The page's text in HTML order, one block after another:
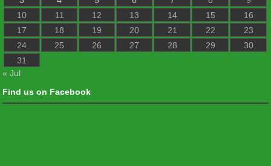
10
11 12 13 14 15
16
17
18 19 20 21 22
23
24
25 26 27 28 29
30
31
« Jul
Find us on Facebook